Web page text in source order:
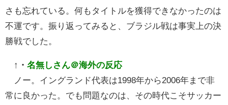
さも忘れている。何もタイトルを獲得できなかったのは
不運です。振り返ってみると、ブラジル戦は事実上の決
勝戦でした。
↑ ・ 名無しさん＠海外の反応
ノー。イングランド代表は1998年から2006年まで非
常に良かった。でも問題なのは、その時代こそサッカー